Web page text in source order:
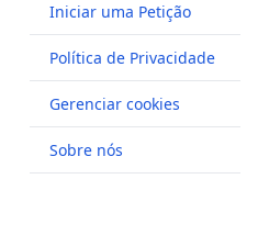
Iniciar uma Petição
Política de Privacidade
Gerenciar cookies
Sobre nós